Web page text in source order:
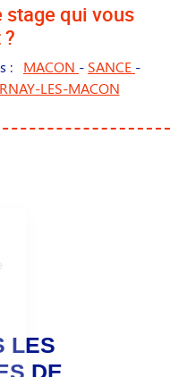
stage qui vous
: MACON - SANCE -
LES-MACON
LES
DE